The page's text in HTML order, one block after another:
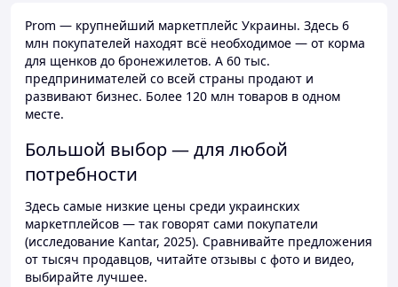
Prom — крупнейший маркетплейс Украины. Здесь 6
млн покупателей находят всё необходимое — от корма
для щенков до бронежилетов. А 60 тыс.
предпринимателей со всей страны продают и
развивают бизнес. Более 120 млн товаров в одном
месте.
Большой выбор — для любой
потребности
Здесь самые низкие цены среди украинских
маркетплейсов — так говорят сами покупатели
(исследование Kantar, 2025). Сравнивайте предложения
от тысяч продавцов, читайте отзывы с фото и видео,
выбирайте лучшее.